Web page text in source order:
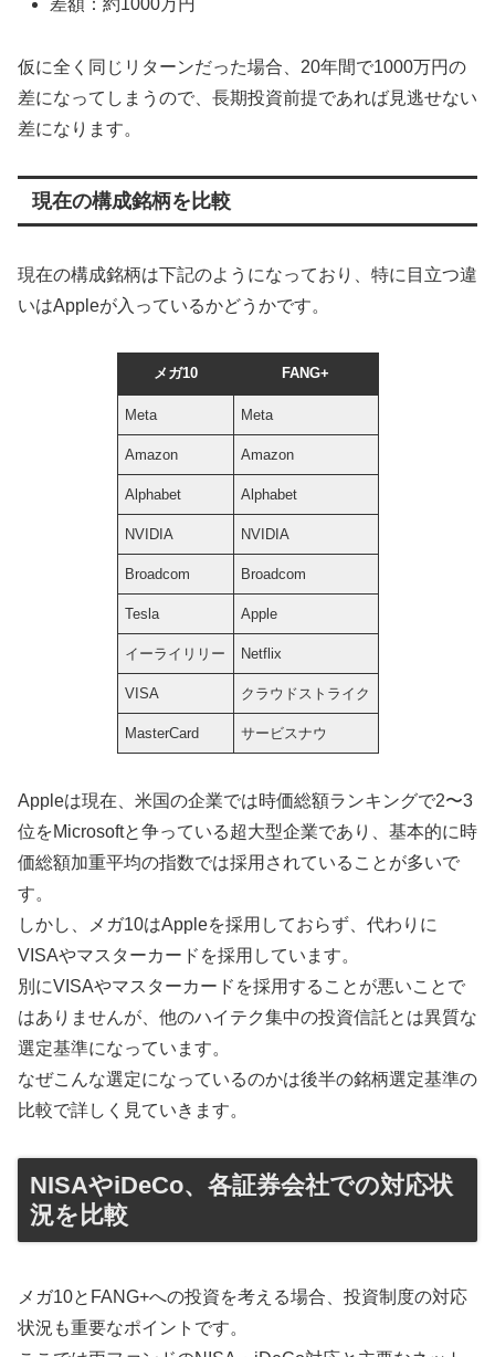
仮に全く同じリターンだった場合、20年間で1000万円の
差になってしまうので、長期投資前提であれば見逃せない
差になります。
現在の構成銘柄を比較
現在の構成銘柄は下記のようになっており、特に目立つ違
いはAppleが入っているかどうかです。
メガ10 FANG+
Meta Meta
Amazon Amazon
Alphabet Alphabet
NVIDIA NVIDIA
Broadcom Broadcom
Tesla Apple
イーライリリー Netflix
VISA クラウドストライク
MasterCard サービスナウ
Appleは現在、米国の企業では時価総額ランキングで2〜3
位をMicrosoftと争っている超大型企業であり、基本的に時
価総額加重平均の指数では採用されていることが多いで
す。
しかし、メガ10はAppleを採用しておらず、代わりに
VISAやマスターカードを採用しています。
別にVISAやマスターカードを採用することが悪いことで
はありませんが、他のハイテク集中の投資信託とは異質な
選定基準になっています。
なぜこんな選定になっているのかは後半の銘柄選定基準の
比較で詳しく見ていきます。
NISAやiDeCo、各証券会社での対応状
況を比較
メガ10とFANG+への投資を考える場合、投資制度の対応
状況も重要なポイントです。